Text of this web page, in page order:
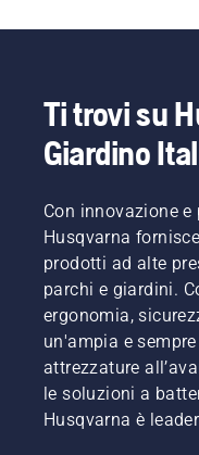
Ti trovi su
Giardino
Con innovazione
Husqvarna
prodotti ad alte
parchi e giardini.
ergonomia,
un'ampia e
attrezzature
le soluzioni a
Husqvarna è